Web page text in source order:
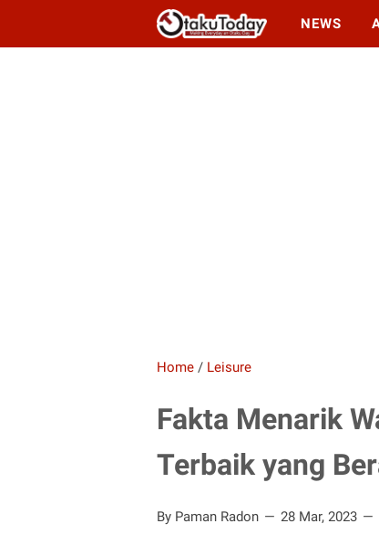
NEWS
Home / Leisure
Fakta Menarik
Terbaik yang
By Paman Radon 28 Mar, 2023